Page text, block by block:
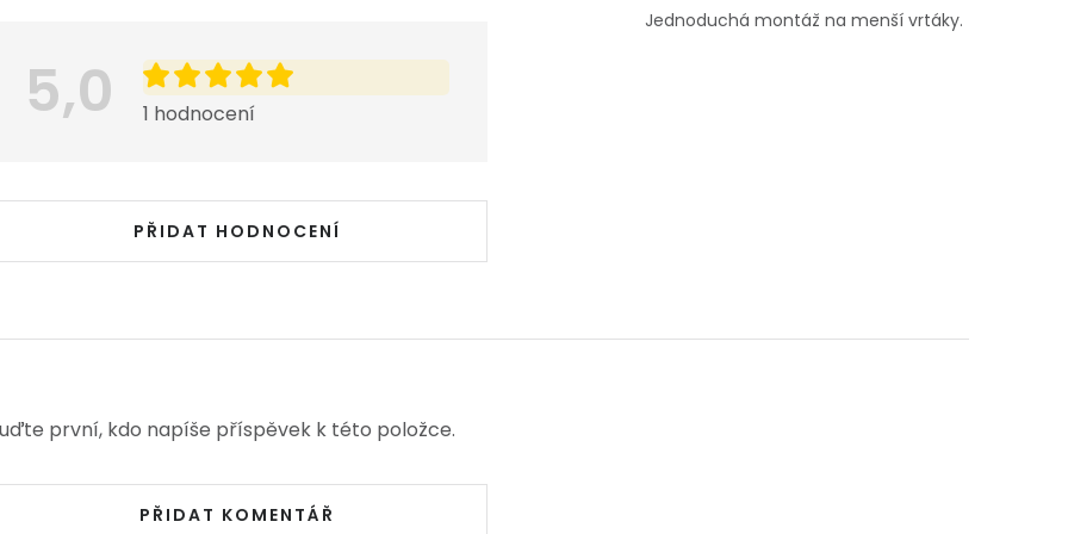
5,0 1 hodnocení
PŘIDAT HODNOCENÍ
Jednoduchá montáž na menší vrtáky.
první, kdo napíše příspěvek k této položce.
PŘIDAT KOMENTÁŘ